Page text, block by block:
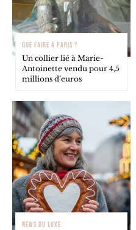
QUE FAIRE À PARIS ?
Un collier lié à Marie-
Antoinette vendu pour 4,5
millions d’euros
NEWS DU LUXE